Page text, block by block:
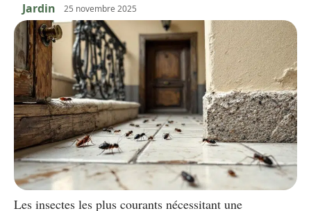
Jardin 25 novembre 2025
Les insectes les plus courants nécessitant une